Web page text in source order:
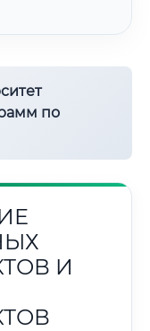
по
И